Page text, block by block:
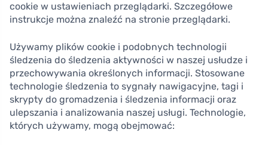
cookie w ustawieniach przeglądarki. Szczegółowe
instrukcje można znaleźć na stronie przeglądarki.
Używamy plików cookie i podobnych technologii
śledzenia do śledzenia aktywności w naszej usłudze i
przechowywania określonych informacji. Stosowane
technologie śledzenia to sygnały nawigacyjne, tagi i
skrypty do gromadzenia i śledzenia informacji oraz
ulepszania i analizowania naszej usługi. Technologie,
których używamy, mogą obejmować: